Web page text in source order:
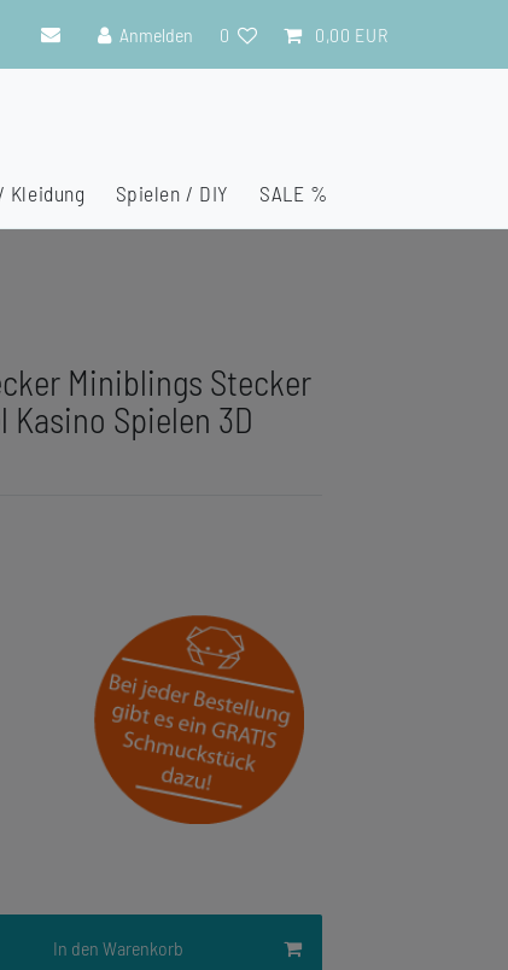
Anmelden 0 0,00 EUR
Kleidung Spielen / DIY SALE %
Miniblings Stecker
Kasino Spielen 3D
In den Warenkorb